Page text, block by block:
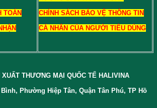
TOÁN
CHÍNH SÁCH BẢO VỆ THÔNG TIN
CÁ NHÂN CỦA NGƯỜI TIÊU DÙNG
XUẤT THƯƠNG MẠI QUỐC TẾ HALIVINA
Phường Hiệp Tân, Quận Tân Phú, TP Hồ